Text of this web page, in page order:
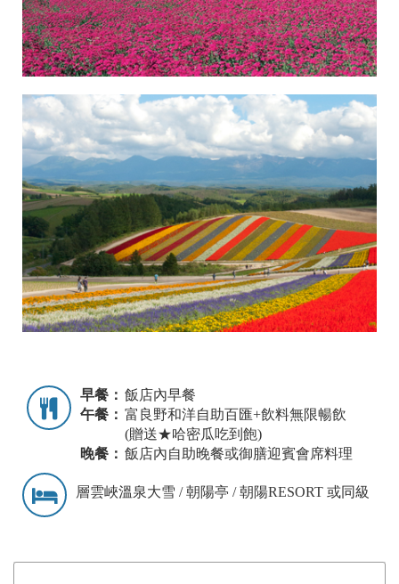
早餐： 飯店內早餐
午餐： 富良野和洋自助百匯+飲料無限暢飲
(贈送★哈密瓜吃到飽)
晚餐： 飯店內自助晚餐或御膳迎賓會席料理
層雲峽溫泉大雪 / 朝陽亭 / 朝陽RESORT 或同級